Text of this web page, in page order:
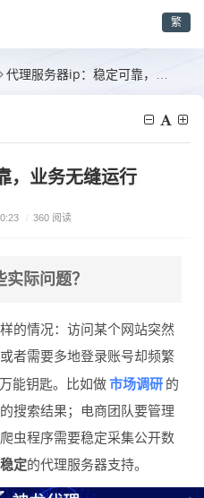
繁
代理服务器ip：稳定可靠，业务无缝运行
，业务无缝运行
/ 360 阅读
际问题？
的情况：访问某个网站突然
者需要多地登录账号却频繁
能钥匙。比如做市场调研 的
搜索结果；电商团队要管理
虫程序需要稳定采集公开数
定的代理服务器支持。